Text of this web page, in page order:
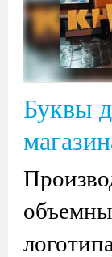
Буквы